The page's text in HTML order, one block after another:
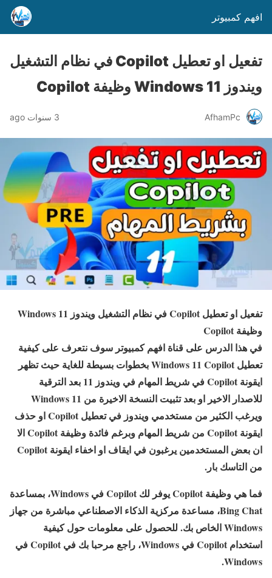
افهم كمبيوتر
تفعيل او تعطيل Copilot في نظام التشغيل
ويندوز Windows 11 وظيفة Copilot
AfhamPc 3 سنوات ago
تفعيل او تعطيل Copilot في نظام التشغيل ويندوز Windows 11
وظيفة Copilot
في هذا الدرس على قناة افهم كمبيوتر سوف نتعرف على كيفية
تعطيل Windows 11 Copilot بخطوات بسيطة للغاية حيث تظهر
ايقونة Copilot في شريط المهام في ويندوز 11 بعد الترقية
للاصدار الاخير او بعد تثبيت النسخة الاخيرة من Windows 11
ويرغب الكثير من مستخدمي ويندوز في تعطيل Copilot او حذف
ايقونة Copilot من شريط المهام وبرغم فائدة وظيفة Copilot الا
ان بعض المستخدمين يرغبون في ايقاف او اخفاء ايقونة Copilot
من التاسك بار.
فما هي وظيفة Copilot يوفر لك Copilot في Windows، بمساعدة
Bing Chat، مساعدة مركزية الذكاء الاصطناعي مباشرة من جهاز
Windows الخاص بك. للحصول على معلومات حول كيفية
استخدام Copilot في Windows، راجع مرحبا بك في Copilot في
Windows.